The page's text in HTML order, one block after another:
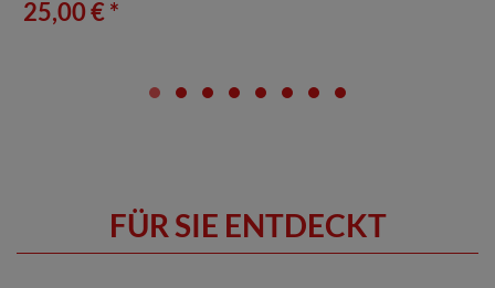
25,00 € *
FÜR SIE ENTDECKT